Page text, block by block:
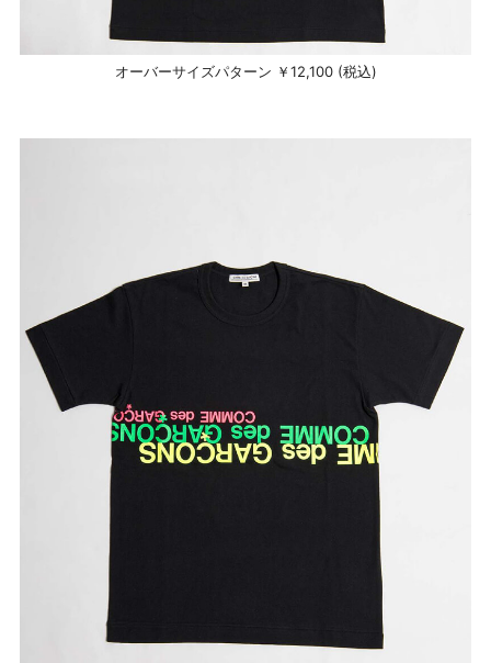
オーバーサイズパターン ￥12,100 (税込)